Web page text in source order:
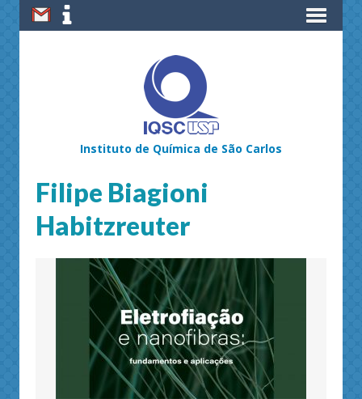
Instituto de Química de São Carlos
Filipe Biagioni
Habitzreuter